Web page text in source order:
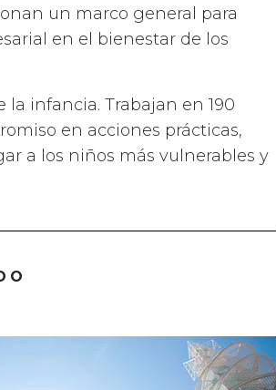
un marco general para
en el bienestar de los
la infancia. Trabajan en 190
en acciones prácticas,
a los niños más vulnerables y